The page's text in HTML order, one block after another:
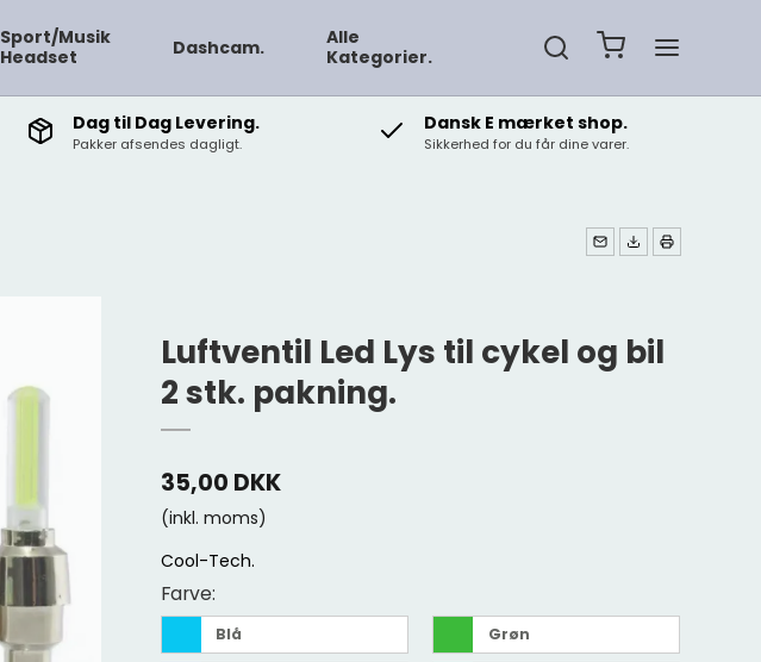
Sport/Musik
Headset
Dashcam.
Alle
Kategorier.
Dag til Dag Levering.
Pakker afsendes dagligt.
Dansk E mærket shop.
Sikkerhed for du får dine varer.
Luftventil Led Lys til cykel og bil
2 stk. pakning.
35,00 DKK
(inkl. moms)
Cool-Tech.
Farve:
Blå Grøn